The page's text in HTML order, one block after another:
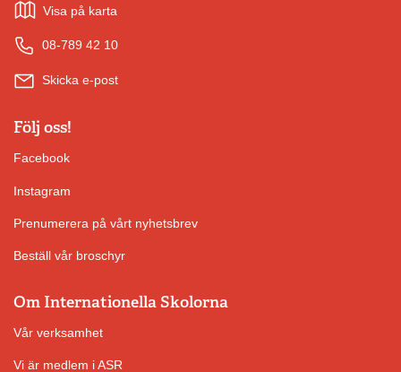
Visa på karta
08-789 42 10
Skicka e-post
Följ oss!
Facebook
Instagram
Prenumerera på vårt nyhetsbrev
Beställ vår broschyr
Om Internationella Skolorna
Vår verksamhet
Vi är medlem i ASR